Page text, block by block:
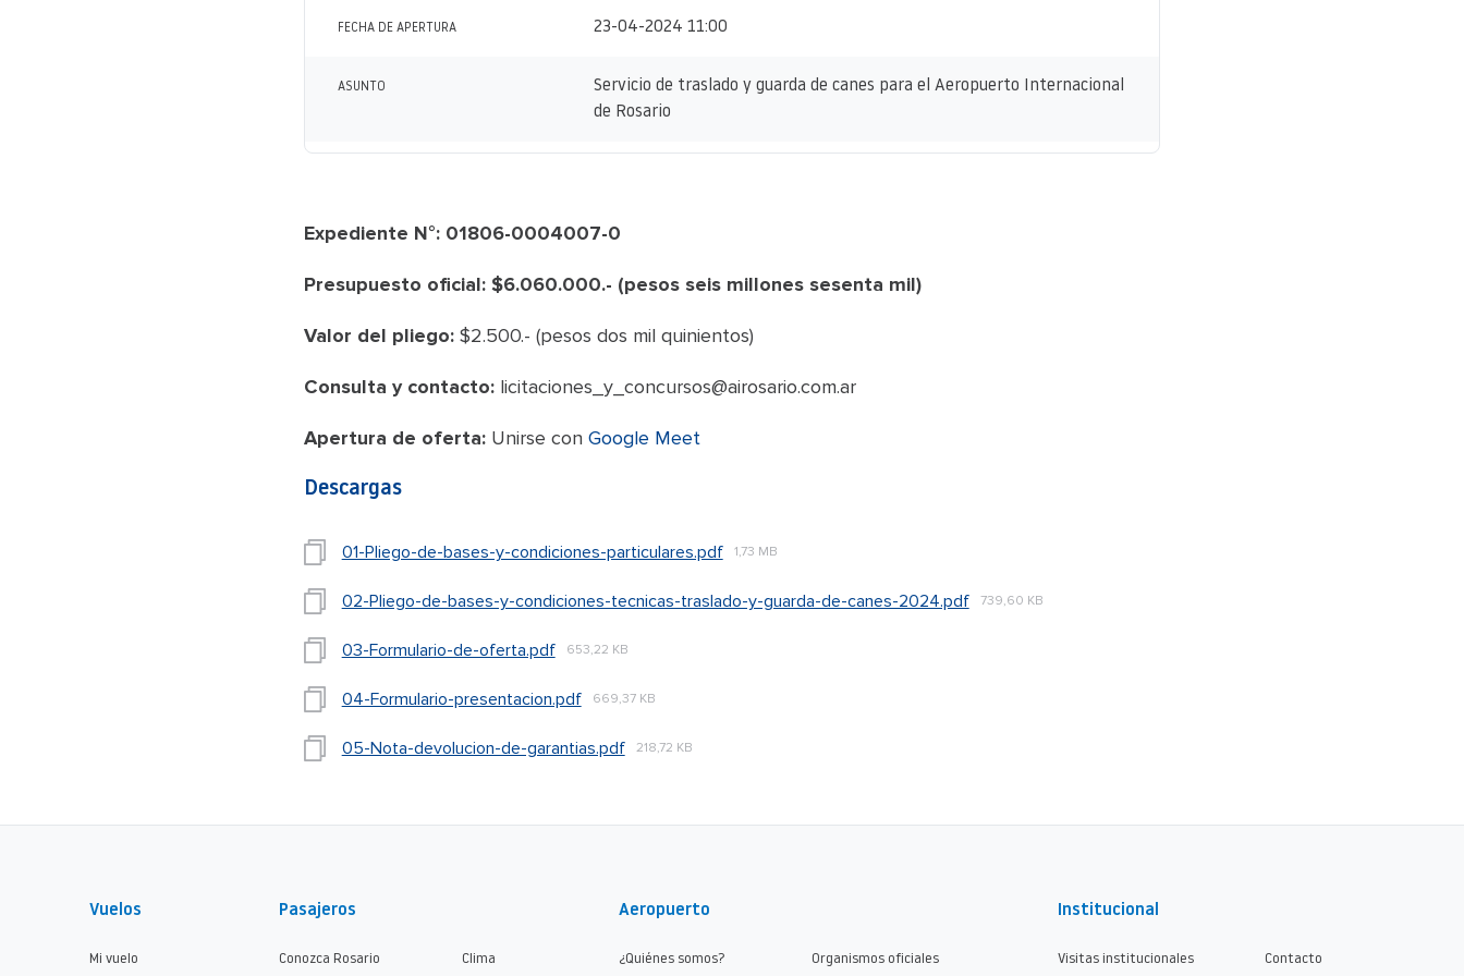
FECHA DE APERTURA 23-04-2024 11:00
ASUNTO
Servicio de traslado y guarda de canes para el Aeropuerto Internacional
de Rosario
Expediente N°: 01806-0004007-0
Presupuesto oficial: $6.060.000.- (pesos seis millones sesenta mil)
Valor del pliego:$2.500.- (pesos dos mil quinientos)
Consulta y contacto:licitaciones_y_concursos@airosario.com.ar
Apertura de oferta: Unirse con Google Meet
Descargas
01-Pliego-de-bases-y-condiciones-particulares.pdf 1,73 MB
02-Pliego-de-bases-y-condiciones-tecnicas-traslado-y-guarda-de-canes-2024.pdf 739,60 KB
03-Formulario-de-oferta.pdf 653,22 KB
04-Formulario-presentacion.pdf 669,37 KB
05-Nota-devolucion-de-garantias.pdf 218,72 KB
Vuelos
Mi vuelo
Pasajeros
Conozca Rosario Clima
Aeropuerto
¿Quiénes somos? Organismos oficiales
Institucional
Visitas institucionales Contacto